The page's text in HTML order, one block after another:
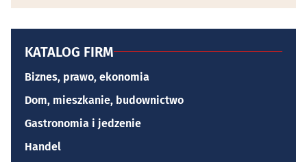
KATALOG FIRM
Biznes, prawo, ekonomia
Dom, mieszkanie, budownictwo
Gastronomia i jedzenie
Handel